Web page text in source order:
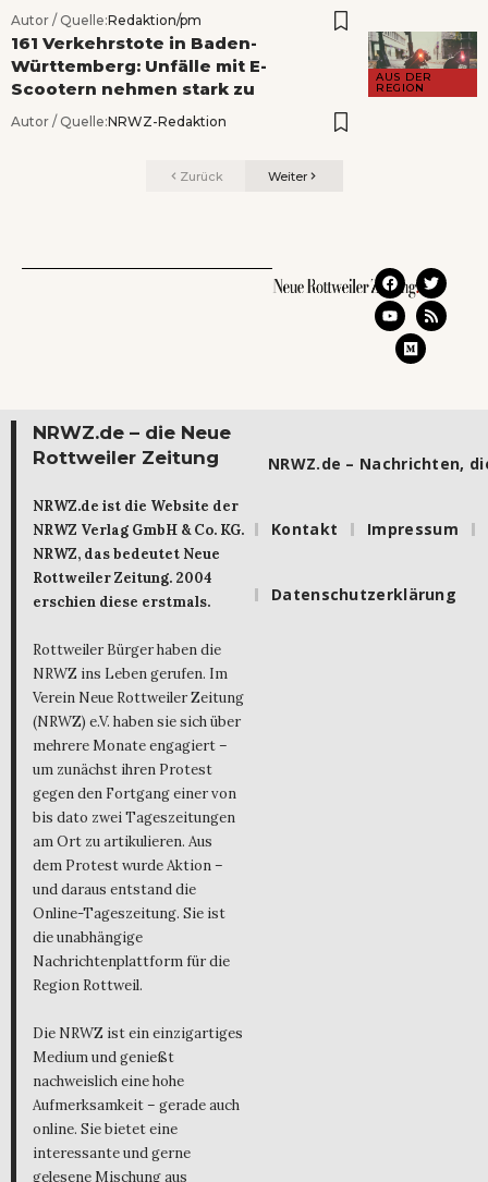
Autor / Quelle:Redaktion/pm
AUS DER
REGION
161 Verkehrstote in Baden-
Württemberg: Unfälle mit E-
Scootern nehmen stark zu
Autor / Quelle:NRWZ-Redaktion
Zurück Weiter
NRWZ.de – die Neue
Rottweiler Zeitung
NRWZ.de ist die Website der
NRWZ Verlag GmbH & Co. KG.
NRWZ, das bedeutet Neue
Rottweiler Zeitung. 2004
erschien diese erstmals.
Rottweiler Bürger haben die
NRWZ ins Leben gerufen. Im
Verein Neue Rottweiler Zeitung
(NRWZ) e.V. haben sie sich über
mehrere Monate engagiert –
um zunächst ihren Protest
gegen den Fortgang einer von
bis dato zwei Tageszeitungen
am Ort zu artikulieren. Aus
dem Protest wurde Aktion –
und daraus entstand die
Online-Tageszeitung. Sie ist
die unabhängige
Nachrichtenplattform für die
Region Rottweil.
Die NRWZ ist ein einzigartiges
Medium und genießt
nachweislich eine hohe
Aufmerksamkeit – gerade auch
online. Sie bietet eine
interessante und gerne
gelesene Mischung aus
NRWZ.de – Nachrichten,
Kontakt Impressum
Datenschutzerklärung